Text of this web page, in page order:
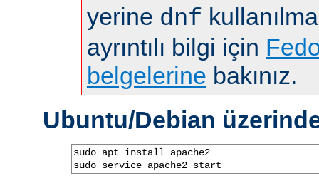
yerine dnf
ayrıntılı bilgi için
belgelerine bakınız.
Ubuntu/Debian
sudo apt install apache2
sudo service apache2 start